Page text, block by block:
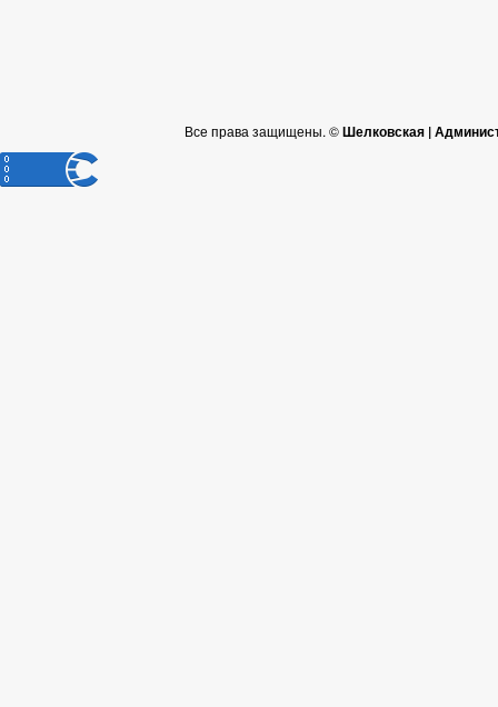
Все права защищены. ©Шелковская |